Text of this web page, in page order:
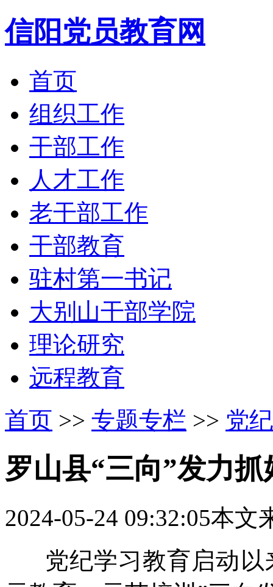
信阳党员教育网
首页
组织工作
干部工作
人才工作
老干部工作
干部教育
驻村第一书记
大别山干部学院
理论研究
远程教育
首页 >> 专题专栏 >> 党
罗山县“三向”发力
2024-05-24 09:32:05本文
党纪学习教育启动